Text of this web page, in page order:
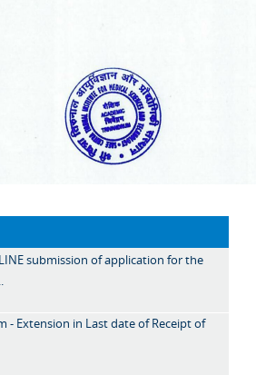
submission of application for the
- Extension in Last date of Receipt of